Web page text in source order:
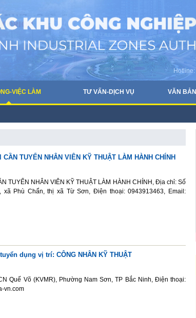
Hotline:
VIỆC LÀM TƯ VẤN-DỊCH VỤ VĂN BẢN
TUYỂN NHÂN VIÊN KỸ THUẬT LÀM HÀNH CHÍNH
TUYỂN NHÂN VIÊN KỸ THUẬT LÀM HÀNH CHÍNH, Địa chỉ: Số
xã Phù Chẩn, thị xã Từ Sơn, Điện thoại: 0943913463, Email:
dụng vị trí: CÔNG NHÂN KỸ THUẬT
Quế Võ (KVMR), Phường Nam Sơn, TP Bắc Ninh, Điện thoại:
vn.com